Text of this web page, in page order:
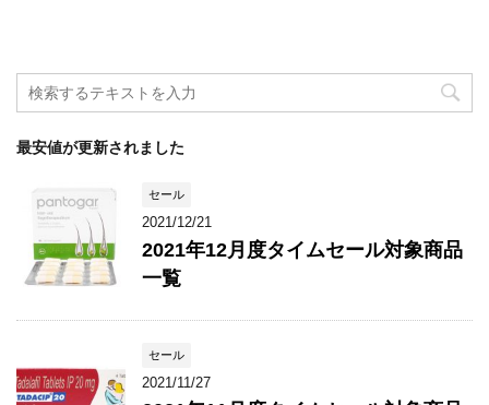
最安値が更新されました
セール
2021/12/21
2021年12月度タイムセール対象商品
一覧
セール
2021/11/27